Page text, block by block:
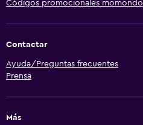
Códigos promocionales momondo
Contactar
Ayuda/Preguntas frecuentes
Prensa
Más